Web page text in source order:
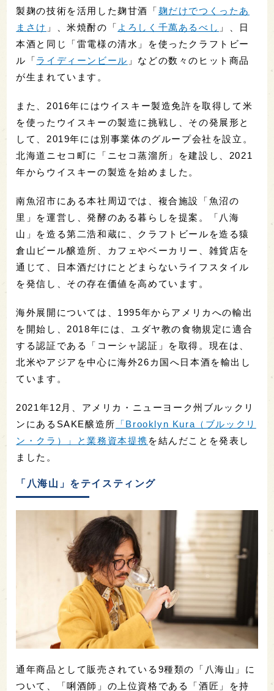
製麹の技術を活用した麹甘酒「麹だけでつくったあ
まさけ 」、米焼酎の「 よろしく千萬あるべし 」、日
本酒と同じ「雷電様の清水」を使ったクラフトビー
ル「ライディーンビール 」などの数々のヒット商品
が生まれています。
また、2016年にはウイスキー製造免許を取得して米
を使ったウイスキーの製造に挑戦し、その発展形と
して、2019年には別事業体のグループ会社を設立。
北海道ニセコ町に「ニセコ蒸溜所」を建設し、2021
年からウイスキーの製造を始めました。
南魚沼市にある本社周辺では、複合施設「魚沼の
里」を運営し、発酵のある暮らしを提案。「八海
山」を造る第二浩和蔵に、クラフトビールを造る猿
倉山ビール醸造所、カフェやベーカリー、雑貨店を
通じて、日本酒だけにとどまらないライフスタイル
を発信し、その存在価値を高めています。
海外展開については、1995年からアメリカへの輸出
を開始し、2018年には、ユダヤ教の食物規定に適合
する認証である「コーシャ認証」を取得。現在は、
北米やアジアを中心に海外26カ国へ日本酒を輸出し
ています。
2021年12月、アメリカ・ニューヨーク州ブルックリ
ンにあるSAKE醸造所
「Brooklyn Kura（ブルックリ
ン・クラ）」と業務資本提携 を結んだことを発表し
ました。
「八海山」をテイスティング
通年商品として販売されている9種類の「八海山」に
ついて、「唎酒師」の上位資格である「酒匠」を持